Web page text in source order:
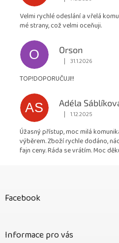
Velmi rychlé odeslání a vřelá
mé strany, což velmi oceňuji.
O
Orson
Hodnocení
| 31.1.2026
TOP!DOPORUČUJI!!
AS
Adéla
Hodnocení
| 1.12.2025
Úžasný přístup, moc milá
výběrem. Zboží rychle dodáno,
fajn ceny. Ráda se vrátím. Moc
Facebook
Informace pro vás